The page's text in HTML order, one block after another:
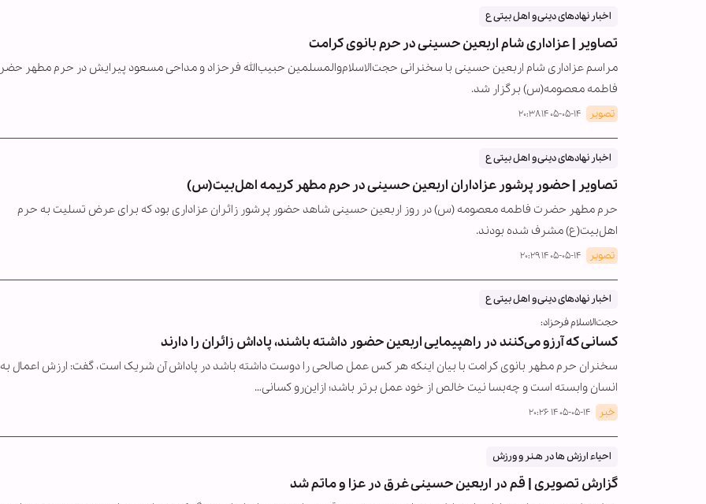
اخبار نهادهای دینی و اهل بیتی ع
تصاویر | عزاداری شام اربعین حسینی در حرم بانوی کرامت
مراسم عزاداری شام اربعین حسینی با سخنرانی حجت‌الاسلام‌والمسلمین حبیب‌الله فرحزاد و مداحی مسعود پیرایش در حرم مطهر
فاطمه معصومه(س) برگزار شد.
تصویر ۱۴۰۵-۰۵-۱۴ ۲۰:۳۸
اخبار نهادهای دینی و اهل بیتی ع
تصاویر | حضور پرشور عزاداران اربعین حسینی در حرم مطهر کریمه اهل‌بیت(س)
حرم مطهر حضرت فاطمه معصومه (س) در روز اربعین حسینی شاهد حضور پرشور زائران عزاداری بود که برای عرض تسلیت به حرم
اهل‌بیت(ع) مشرف شده بودند.
تصویر ۱۴۰۵-۰۵-۱۴ ۲۰:۲۹
اخبار نهادهای دینی و اهل بیتی ع
حجت‌الاسلام‌ فرحزاد:
کسانی که آرزو می‌کنند در راهپیمایی اربعین حضور داشته باشند، پاداش زائران را دارند
سخنران حرم مطهر بانوی کرامت با بیان اینکه هر کس عمل صالحی را دوست داشته باشد در پاداش آن شریک است، گفت: ارزش اعمال
انسان وابسته است و چه‌بسا نیت خالص از خود عمل برتر باشد؛ ازاین‌رو کسانی…
خبر ۱۴۰۵-۰۵-۱۴ ۲۰:۲۶
احیاء ارزش ها در هـنر و ورزش
گزارش تصویری | قم در اربعین حسینی غرق در عزا و ماتم شد